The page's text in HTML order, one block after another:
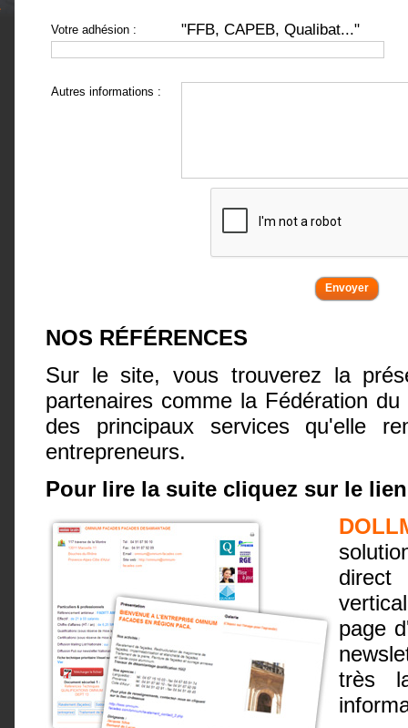
Votre adhésion : "FFB, CAPEB, Qualibat..."
Autres informations :
NOS RÉFÉRENCES
Sur le site, vous trouverez la
partenaires comme la Fédération
des principaux services qu'elle
entrepreneurs.
Pour lire la suite cliquez sur le
direct
page
très